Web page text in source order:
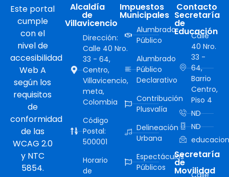
Este portal
cumple
con el
nivel de
accesibilidad
Web A
según los
requisitos
de
conformidad
de las
WCAG 2.0
y NTC
5854.
Alcaldía
de
Villavicencio
Dirección:
Calle 40 Nro.
33 - 64,
Centro,
Villavicencio,
meta,
Colombia
Código
Postal:
500001
Horario
de
Impuestos
Municipales
Alumbrado
Público
Alumbrado
Público
Declarativo
Contribución
Plusvalía
Delineación
Urbana
Espectáculos
Públicos
Contacto
Secretaría
de
Educación
Calle
40 Nro.
33 -
64,
Barrio
Centro,
Piso 4
ND
ND
Secretaría
de
Movilidad
Calle